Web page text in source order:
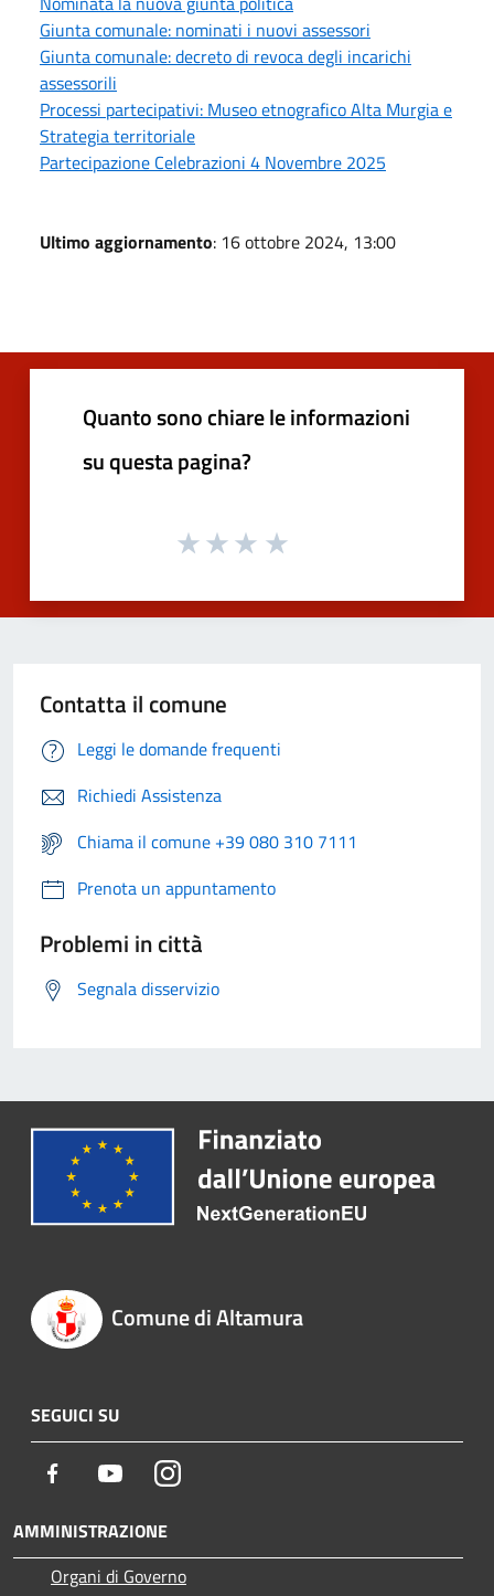
Giunta comunale: nominati i nuovi assessori
Giunta comunale: decreto di revoca degli incarichi
assessorili
Processi partecipativi: Museo etnografico Alta Murgia e
Strategia territoriale
Partecipazione Celebrazioni 4 Novembre 2025
Ultimo aggiornamento: 16 ottobre 2024, 13:00
Quanto sono chiare le informazioni
su questa pagina?
Contatta il comune
Leggi le domande frequenti
Richiedi Assistenza
Chiama il comune +39 080 310 7111
Prenota un appuntamento
Problemi in città
Segnala disservizio
Comune di Altamura
SEGUICI SU
Facebook YoutubeInstagram
AMMINISTRAZIONE
Organi di Governo